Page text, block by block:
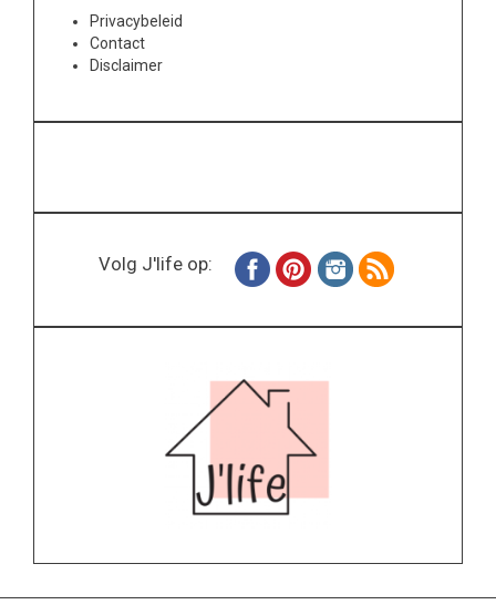
Privacybeleid
Contact
Disclaimer
Volg J'life op: